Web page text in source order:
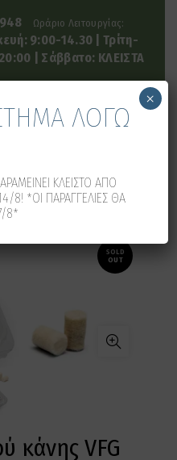
Ωράριο Λειτουργίας:
9:00-14.30 | Τρίτη-
| Σάββατο: ΚΛΕΙΣΤΑ
SOLD
OUT
κάνης VFG
ΛΟΓΩ
ΚΛΕΙΣΤΟ ΑΠΟ
8! *ΟΙ ΠΑΡΑΓΓΕΛΙΕΣ ΘΑ
8*
×